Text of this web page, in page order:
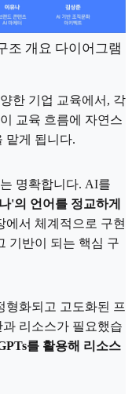
조 개요 다이어그램
한 기업 교육에서, 각
교육 흐름에 자연스
맡게 됩니다.
명확합니다. AI를
'의 언어를 정교하게
에서 체계적으로 구현
기반이 되는 핵심 구
형화되고 고도화된 프
리소스가 필요했습
를 활용해 리소스